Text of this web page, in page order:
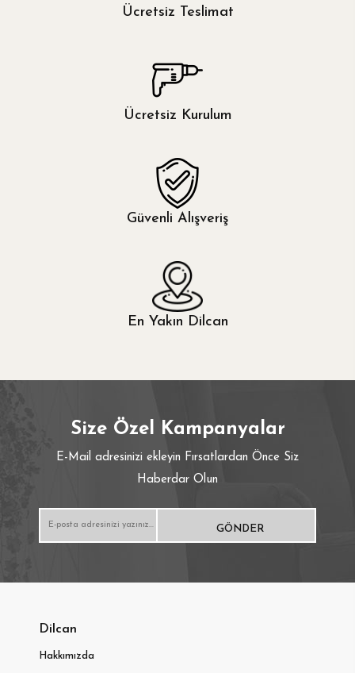
Meşe
Ücretsiz Teslimat
Ücretsiz Kurulum
Güvenli Alışveriş
En Yakın Dilcan
Size Özel Kampanyalar
E-Mail adresinizi ekleyin Fırsatlardan Önce Siz
Haberdar Olun
Dilcan
Hakkımızda